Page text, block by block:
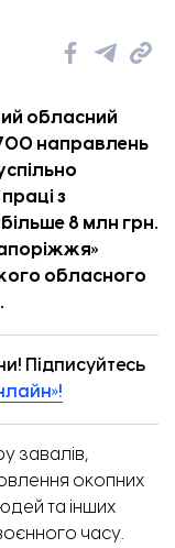
обласний
направлень
з
8 млн грн.
»
обласного
Підписуйтесь
завалів,
окопних
та інших
часу.